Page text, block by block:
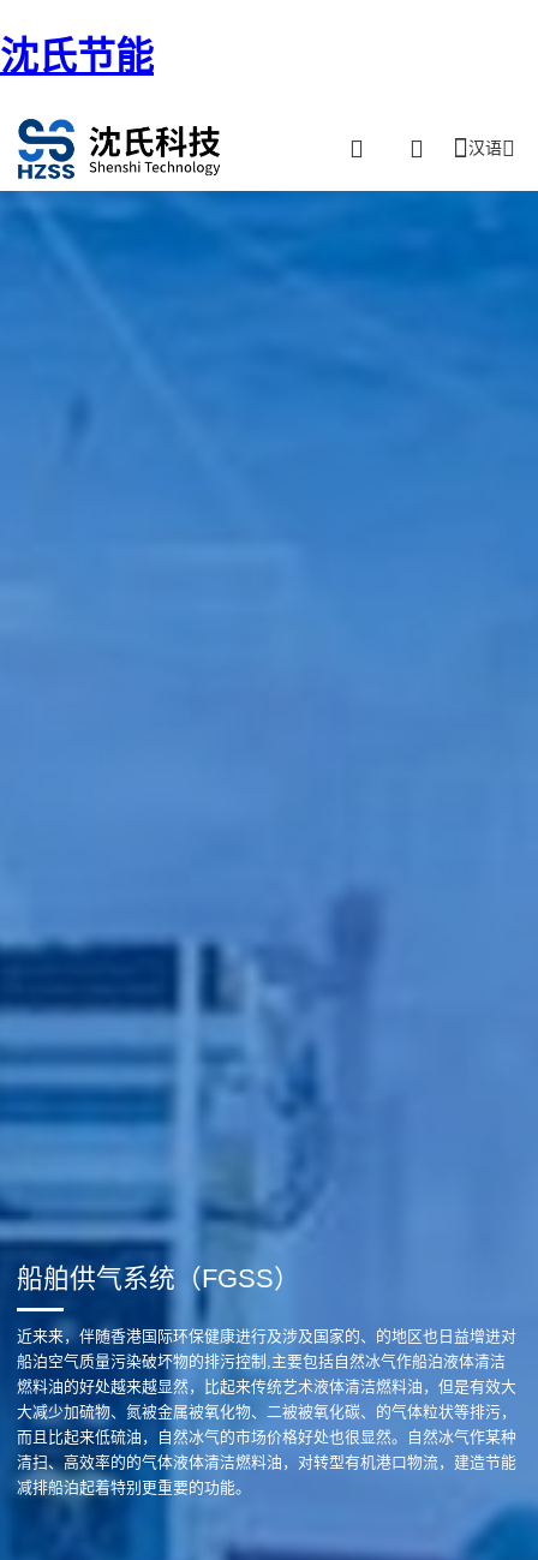
沈氏节能
汉语
船舶供气系统（FGSS）
近来来，伴随香港国际环保健康进行及涉及国家的、的地区也日益增进对
船泊空气质量污染破坏物的排污控制,主要包括自然冰气作船泊液体清洁
燃料油的好处越来越显然，比起来传统艺术液体清洁燃料油，但是有效大
大减少加硫物、氮被金属被氧化物、二被被氧化碳、的气体粒状等排污，
而且比起来低硫油，自然冰气的市场价格好处也很显然。自然冰气作某种
清扫、高效率的的气体液体清洁燃料油，对转型有机港口物流，建造节能
减排船泊起着特别更重要的功能。